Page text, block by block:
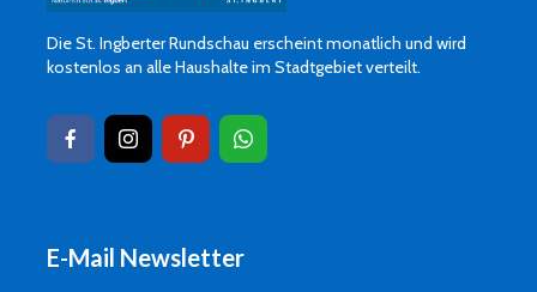
Die St. Ingberter Rundschau erscheint monatlich und wird
kostenlos an alle Haushalte im Stadtgebiet verteilt.
E-Mail Newsletter